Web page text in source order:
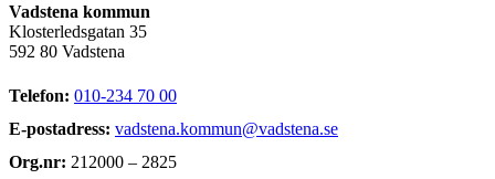
Vadstena kommun
Klosterledsgatan 35
592 80 Vadstena
Telefon: 010-234 70 00
E-postadress: vadstena.kommun@vadstena.se
Org.nr: 212000 – 2825